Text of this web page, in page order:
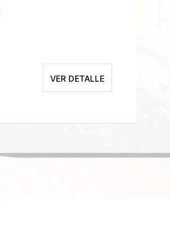
VER DETALLE